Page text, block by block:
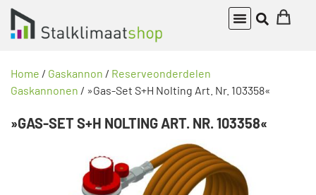
Home / Gaskannon / Reserveonderdelen
Gaskannonen / »Gas-Set S+H Nolting Art. Nr. 103358«
»GAS-SET S+H NOLTING ART. NR. 103358«